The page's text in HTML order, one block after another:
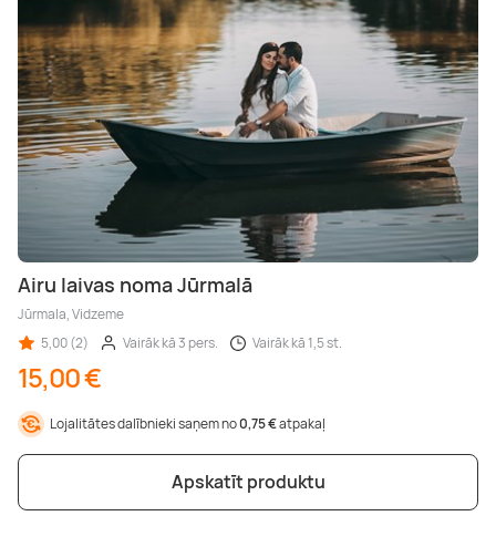
Airu laivas noma Jūrmalā
Jūrmala, Vidzeme
5,00 (2)
Vairāk kā 3 pers. Vairāk kā 1,5 st.
15,00 €
Lojalitātes dalībnieki saņem no0,75 €atpakaļ
Apskatīt produktu